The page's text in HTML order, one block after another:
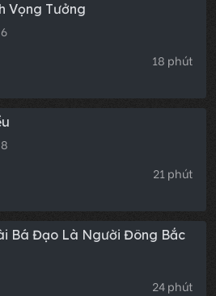
Vọng Tưởng
18 phút
21 phút
Bá Đạo Là Người Đông Bắc
24 phút